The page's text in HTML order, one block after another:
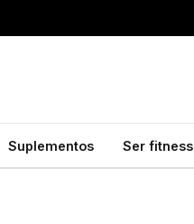
Suplementos Ser fitness